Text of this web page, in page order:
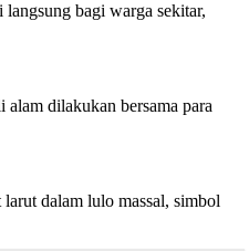
bagi warga sekitar,
dilakukan bersama para
dalam lulo massal, simbol